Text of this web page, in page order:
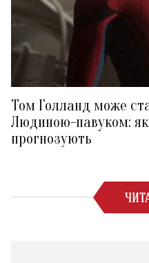
Том Голланд може
Людиною-павуком:
прогнозують